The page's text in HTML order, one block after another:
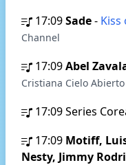
17:09Sade- Kiss
Channel
17:09Abel
Cristiana Cielo Abierto
17:09Series
17:09 Motiff,
Nesty, Jimmy